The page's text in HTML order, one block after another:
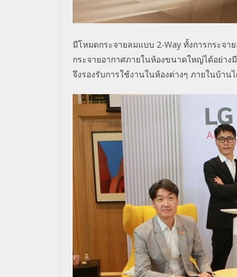
มีโหมดกระจายลมแบบ 2-Way ทั้งการกระจา
กระจายอากาศภายในห้องขนาดใหญ่ได้อย่า
จึงรองรับการใช้งานในห้องต่างๆ ภายในบ้าน